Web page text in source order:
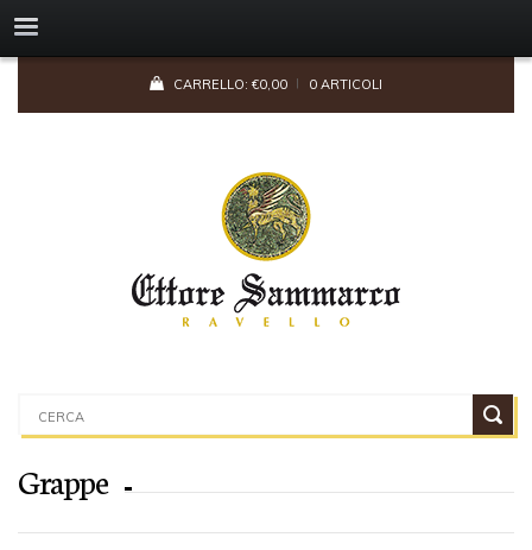
CARRELLO: €0,00 0 ARTICOLI
Grappe